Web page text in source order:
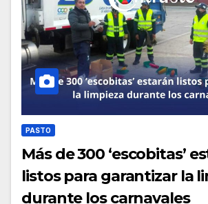
PASTO
Más de 300 ‘escobitas’
listos para garantizar la
durante los carnavales